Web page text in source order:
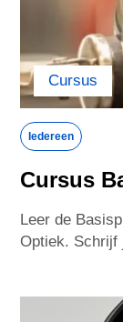
Romania
Saudi
Serbia
South
Cursus
Iedereen
Cursus
Leer de
Optiek. Schrijf